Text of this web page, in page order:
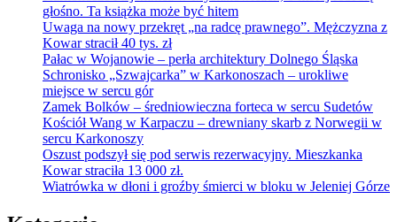
głośno. Ta książka może być hitem
Uwaga na nowy przekręt „na radcę prawnego”. Mężczyzna z
Kowar stracił 40 tys. zł
Pałac w Wojanowie – perła architektury Dolnego Śląska
Schronisko „Szwajcarka” w Karkonoszach – urokliwe
miejsce w sercu gór
Zamek Bolków – średniowieczna forteca w sercu Sudetów
Kościół Wang w Karpaczu – drewniany skarb z Norwegii w
sercu Karkonoszy
Oszust podszył się pod serwis rezerwacyjny. Mieszkanka
Kowar straciła 13 000 zł.
Wiatrówka w dłoni i groźby śmierci w bloku w Jeleniej Górze